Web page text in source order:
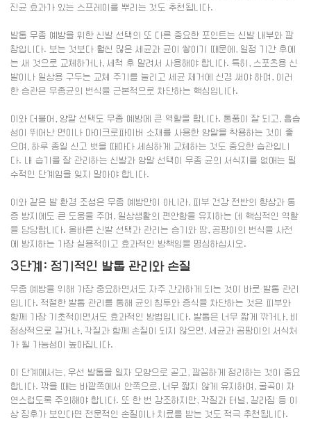
진균 효과가 있는 스프레이를 뿌리는 것도 추천됩니다.
발톱 무좀 예방을 위한 신발 선택의 또 다른 중요한 포인트는 신발 내부와 깔
창입니다. 보는 것보다 훨씬 많은 세균과 균이 쌓이기 때문에, 일정 기간 후에
는 새 것으로 교체하거나, 세척 후 말려서 사용해야 합니다. 특히, 스포츠용 신
발이나 일상용 구두는 교체 주기를 늘리고 세균 제거에 신경 써야 하며, 이러
한 습관은 무좀균의 번식을 근본적으로 차단하는 핵심입니다.
이와 더불어, 양말 선택도 무좀 예방에 큰 역할을 합니다. 통풍이 잘 되고, 흡습
성이 뛰어난 면이나 마이크로파이버 소재를 사용한 양말을 착용하는 것이 좋
으며, 하루 종일 신고 벗을 때마다 세심하게 교체하는 것도 중요한 습관입니
다. 내 습기를 잘 관리하는 신발과 양말 선택이 무좀 균의 서식지를 없애는 필
수적인 단계임을 잊지 말아야 합니다.
이와 같은 발 환경 조성은 무좀 예방만이 아니라, 피부 건강 전반의 향상과 통
증 방지에도 큰 도움을 주며, 일상생활의 편안함을 유지하는 데 핵심적인 역할
을 담당합니다. 올바른 신발 선택과 관리는 습기와 땀, 곰팡이의 번식을 사전
에 방지하는 가장 실용적이고 효과적인 방책임을 명심하십시오.
3단계: 정기적인 발톱 관리와 손질
무좀 예방을 위해 가장 중요하면서도 자주 간과하게 되는 것이 바로 발톱 관리
입니다. 적절한 발톱 관리를 통해 균의 침투와 증식을 차단하는 것은 피부와
함께 가장 기초적이면서도 효과적인 방법입니다. 발톱은 너무 짧게 깎거나, 비
정상적으로 길거나, 각질과 함께 손질이 되지 않으면, 세균과 곰팡이의 서식처
가 될 가능성이 높아집니다.
이 단계에서는, 우선 발톱을 일자 모양으로 곧고, 깔끔하게 정리하는 것이 중요
합니다. 깎을 때는 바깥쪽에서 안쪽으로, 너무 짧지 않게 유지하며, 굴곡이 자
연스럽도록 주의해야 합니다. 또 한 번 강조하지만, 각질과 터널, 갈라짐 등 이
상 징후가 보인다면 전문적인 손질이나 치료를 받는 것도 적극 추천됩니다.